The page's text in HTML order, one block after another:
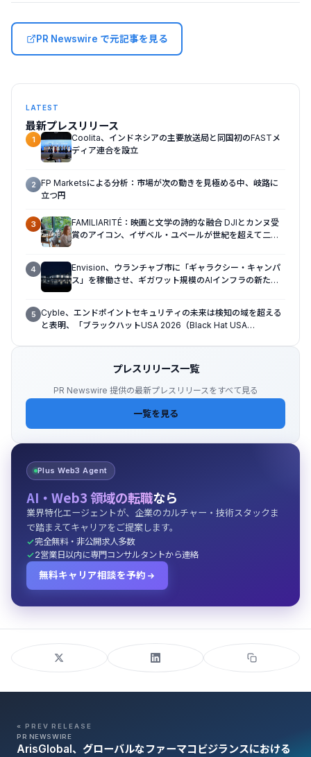
PR Newswire で元記事を見る
LATEST
最新プレスリリース
1
Coolita、インドネシアの主要放送局と同国初のFASTメ
ディア連合を設立
2 FP Marketsによる分析：市場が次の動きを見極める中、岐路に
立つ円
3
FAMILIARITÉ：映画と文学の詩的な融合 DJIとカンヌ受
賞のアイコン、イザベル・ユペールが世紀を超えて二人
4
Envision、ウランチャブ市に「ギャラクシー・キャンパ
ス」を稼働させ、ギガワット規模のAIインフラの新たな
5 Cyble、エンドポイントセキュリティの未来は検知の域を超える
と表明、「ブラックハットUSA 2026（Black Hat USA
プレスリリース一覧
PR Newswire 提供の最新プレスリリースをすべて見る
一覧を見る
Plus Web3 Agent
AI・Web3 領域の転職なら
業界特化エージェントが、企業のカルチャー・技術スタックま
で踏まえてキャリアをご提案します。
完全無料・非公開求人多数
2営業日以内に専門コンサルタントから連絡
無料キャリア相談を予約
« PREV RELEASE
PR NEWSWIRE
ArisGlobal、グローバルなファーマコビジランスにおける